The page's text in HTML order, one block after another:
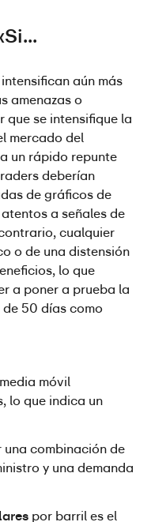
aún más
amenazas o
que se intensifique la
mercado del
un rápido repunte
deberían
a señales de
cualquier
o de una distensión
lo que
a poner a prueba la
de 50 días como
móvil
lo que indica un
una combinación de
y una demanda
por barril es el